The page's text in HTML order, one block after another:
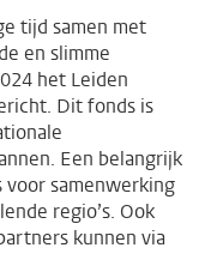
tijd samen met
en slimme
het Leiden
Dit fonds is
Een belangrijk
samenwerking
regio’s. Ook
kunnen via